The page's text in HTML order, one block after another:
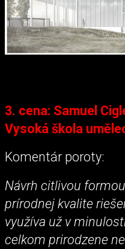
3. cena: Samuel
Vysoká škola
Komentár poroty:
Návrh citlivou
prírodnej kvalite
využíva už v
celkom prirodzene